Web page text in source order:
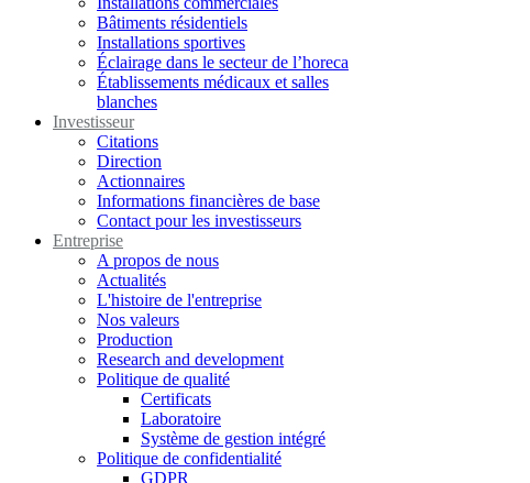
Bâtiments résidentiels
Installations sportives
Éclairage dans le secteur de l’horeca
Établissements médicaux et salles
blanches
Investisseur
Citations
Direction
Actionnaires
Informations financières de base
Contact pour les investisseurs
Entreprise
A propos de nous
Actualités
L'histoire de l'entreprise
Nos valeurs
Production
Research and development
Politique de qualité
Certificats
Laboratoire
Système de gestion intégré
Politique de confidentialité
GDPR